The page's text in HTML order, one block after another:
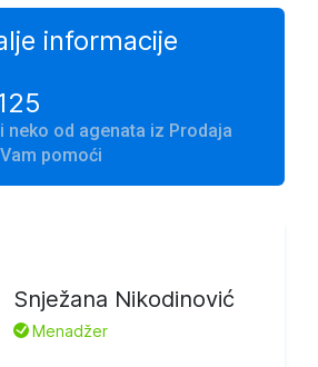
informacije
neko od agenata iz Prodaja
pomoći
Snježana Nikodinović
L Menadžer